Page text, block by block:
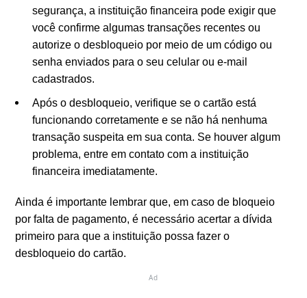
segurança, a instituição financeira pode exigir que
você confirme algumas transações recentes ou
autorize o desbloqueio por meio de um código ou
senha enviados para o seu celular ou e-mail
cadastrados.
Após o desbloqueio, verifique se o cartão está
funcionando corretamente e se não há nenhuma
transação suspeita em sua conta. Se houver algum
problema, entre em contato com a instituição
financeira imediatamente.
Ainda é importante lembrar que, em caso de bloqueio
por falta de pagamento, é necessário acertar a dívida
primeiro para que a instituição possa fazer o
desbloqueio do cartão.
Ad